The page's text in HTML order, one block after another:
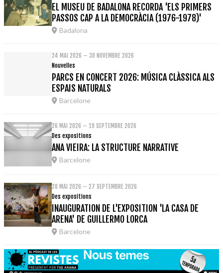
EL MUSEU DE BADALONA RECORDA 'ELS PRIMERS
PASSOS CAP A LA DEMOCRÀCIA (1976-1978)'
Badalona
24 MAI 2026 – 30 NOVEMBRE 2026
Nouvelles
PARCS EN CONCERT 2026: MÚSICA CLÀSSICA ALS
ESPAIS NATURALS
Barcelone
26 MAI 2026 – 19 SEPTEMBRE 2026
Des expositions
ANA VIEIRA: LA STRUCTURE NARRATIVE
Barcelone
28 MAI 2026 – 27 SEPTEMBRE 2026
Des expositions
INAUGURATION DE L'EXPOSITION 'LA CASA DE
ARENA' DE GUILLERMO LORCA
Barcelone